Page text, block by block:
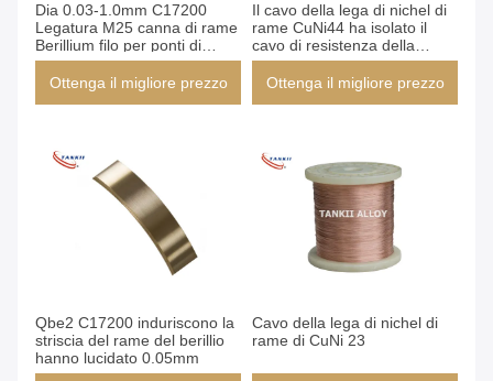
Dia 0.03-1.0mm C17200
Legatura M25 canna di rame
Berillium filo per ponti di
contatto
Ottenga il migliore prezzo
Il cavo della lega di nichel di
rame CuNi44 ha isolato il
cavo di resistenza della
costantana
Ottenga il migliore prezzo
Qbe2 C17200 induriscono la
striscia del rame del berillio
hanno lucidato 0.05mm
Cavo della lega di nichel di
rame di CuNi 23